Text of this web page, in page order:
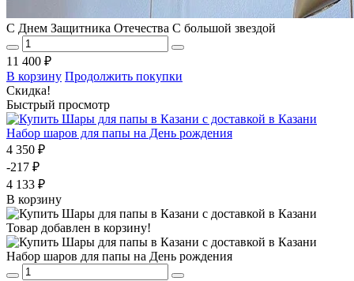
С Днем Защитника Отечества С большой звездой
11 400 ₽
В корзину Продолжить покупки
Скидка!
Быстрый просмотр
Набор шаров для папы на День рождения
4 350 ₽
-217 ₽
4 133 ₽
В корзину
Товар добавлен в корзину!
Набор шаров для папы на День рождения